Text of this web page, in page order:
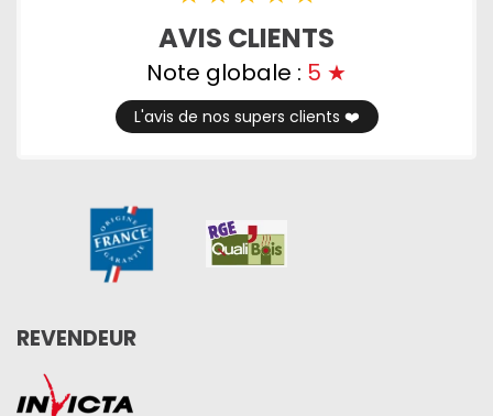
AVIS CLIENTS
Note globale : 5 ★
L'avis de nos supers clients ❤️️
REVENDEUR